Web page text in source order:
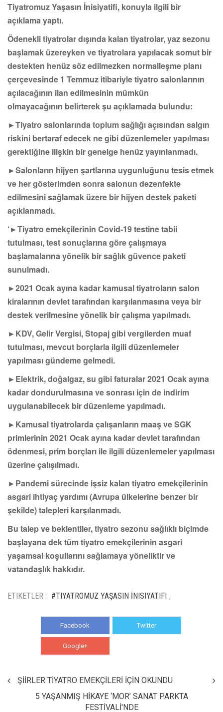
Tiyatromuz Yaşasın İnisiyatifi, konuyla ilgili bir
açıklama yaptı.
Ödenekli tiyatrolar dışında kalan tiyatrolar, yaz sezonu
başlamak üzereyken ve tiyatrolara yapılacak somut bir
destekten henüz söz edilmezken normalleşme planı
çerçevesinde 1 Temmuz itibariyle tiyatro salonlarının
açılacağının ilan edilmesinin mümkün
olmayacağının belirterek şu açıklamada bulundu:
►Tiyatro salonlarında toplum sağlığı açısından salgın
riskini bertaraf edecek ne gibi düzenlemeler yapılması
gerektiğine ilişkin bir genelge henüz yayınlanmadı.
►Salonların hijyen şartlarına uygunluğunu tesis etmek
ve her gösterimden sonra salonun dezenfekte
edilmesini sağlamak üzere bir hijyen destek paketi
açıklanmadı.
‘►Tiyatro emekçilerinin Covid-19 testine tabii
tutulması, test sonuçlarına göre çalışmaya
başlamalarına yönelik bir sağlık güvence paketi
sunulmadı.
►2021 Ocak ayına kadar kamusal tiyatroların salon
kiralarının devlet tarafından karşılanmasına veya bir
destek verilmesine yönelik bir çalışma yapılmadı.
►KDV, Gelir Vergisi, Stopaj gibi vergilerden muaf
tutulması, mevcut borçlarla ilgili düzenlemeler
yapılması gündeme gelmedi.
►Elektrik, doğalgaz, su gibi faturalar 2021 Ocak ayına
kadar dondurulmasına ve sonrası için de indirim
uygulanabilecek bir düzenleme yapılmadı.
►Kamusal tiyatrolarda çalışanların maaş ve SGK
primlerinin 2021 Ocak ayına kadar devlet tarafından
ödenmesi, prim borçları ile ilgili düzenlemeler yapılması
üzerine çalışılmadı.
►Pandemi sürecinde işsiz kalan tiyatro emekçilerinin
asgari ihtiyaç yardımı (Avrupa ülkelerine benzer bir
şekilde) talepleri karşılanmadı.
Bu talep ve beklentiler, tiyatro sezonu sağlıklı biçimde
başlayana dek tüm tiyatro emekçilerinin asgari
yaşamsal koşullarını sağlamaya yöneliktir ve
vatandaşlık hakkıdır.
ETIKETLER : #TIYATROMUZ YAŞASIN İNISIYATIFI
Facebook Twitter
Google+
ŞİİRLER TİYATRO EMEKÇİLERİ İÇİN OKUNDU
5 YAŞANMIŞ HİKAYE ‘MOR’ SANAT PARKTA
FESTİVALİ'NDE